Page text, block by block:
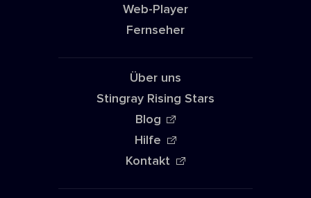
Web-Player
Fernseher
Über uns
Stingray Rising Stars
Blog
Hilfe
Kontakt